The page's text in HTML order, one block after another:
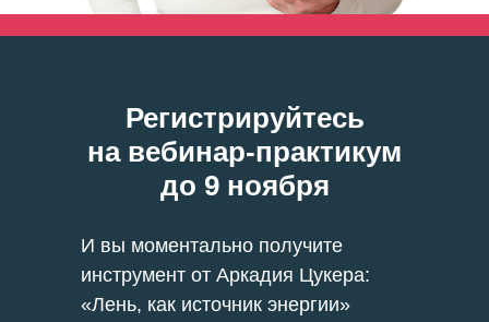
Регистрируйтесь
на вебинар-практикум
до 9 ноября
И вы моментально получите
инструмент от Аркадия Цукера:
«Лень, как источник энергии»